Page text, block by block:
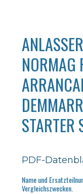
NORMAG
STARTER
PDF-
Name und
Vergleichszwecken.